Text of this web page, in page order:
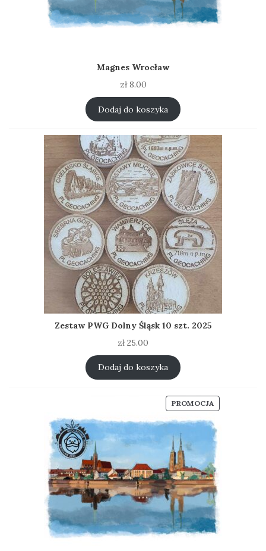
Magnes Wrocław
zł8.00
Dodaj do koszyka
Zestaw PWG Dolny Śląsk 10 szt. 2025
zł25.00
Dodaj do koszyka
PROMOCJAPRODUKT
W
PROMOCJI